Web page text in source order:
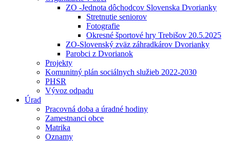
ZO -Jednota dôchodcov Slovenska Dvorianky
Stretnutie seniorov
Fotografie
Okresné športové hry Trebišov 20.5.2025
ZO-Slovenský zväz záhradkárov Dvorianky
Parobci z Dvorianok
Projekty
Komunitný plán sociálnych služieb 2022-2030
PHSR
Vývoz odpadu
Úrad
Pracovná doba a úradné hodiny
Zamestnanci obce
Matrika
Oznamy